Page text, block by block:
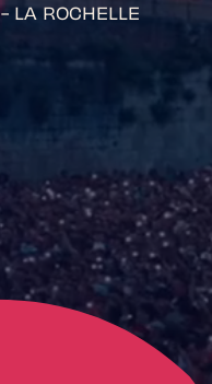
-
LA ROCHELLE
la video en pause